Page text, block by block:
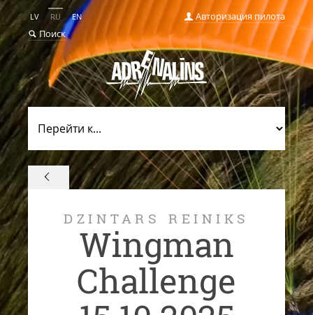
LV RU EN
Поиск
Авторизация пилота
DZINTARS REINIKS
Wingman
Challenge